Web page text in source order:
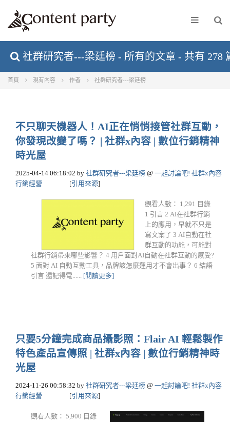
社群研究者---梁廷榜 - 所有的文章 - 共有 278
首頁 現有內容 作者 社群研究者---梁廷榜
不只聊天機器人！AI正在悄悄接管社群互動，
你發現改變了嗎？ | 社群x內容 | 數位行銷精神
時光屋
2025-04-14 06:18:02 by 社群研究者---梁廷榜 @ 一起討論吧! 社群x內容
行銷經營
[引用來源]
觀看人數： 1,291 目錄
1 引言 2 AI在社群行銷
上的應用，早就不只是
寫文案了 3 AI自動在社
群互動的功能，可能對
社群行銷帶來哪些影響？ 4 用戶面對AI自動在社群互動的感受?
5 面對 AI 自動互動工具，品牌該怎麼運用才不會出事？ 6 結語
引言 還記得電...... [閱讀更多]
只要5分鐘完成商品攝影照：Flair AI 輕鬆製作
特色產品宣傳照 | 社群x內容 | 數位行銷精神時
光屋
2024-11-26 00:58:32 by 社群研究者---梁廷榜 @ 一起討論吧! 社群x內容
行銷經營
[引用來源]
觀看人數： 5,900 目錄